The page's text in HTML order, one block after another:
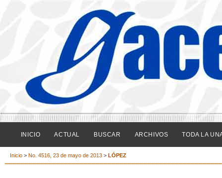
INICIO ACTUAL BUSCAR ARCHIVOS TODA LA
Inicio > No. 4516, 23 de mayo de 2013 > LÓPEZ